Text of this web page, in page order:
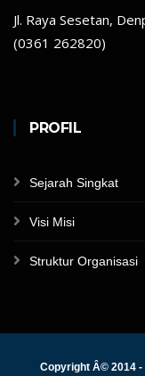
Jl. Raya Sesetan,
(0361 262820)
PROFIL
Sejarah Singkat
Visi Misi
Struktur Organisasi
Copyright Â© 2014